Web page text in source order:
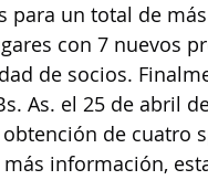
un total de
con 7 nuevos
de socios.
As. el 25 de abril
de cuatro
información,